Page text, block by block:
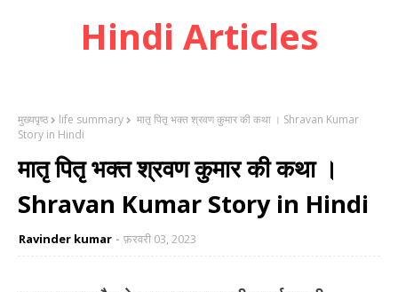
Hindi Articles
मुख्यपृष्ठ life summary
मातृ पितृ भक्त श्रवण कुमार की कथा । Shravan Kumar
Story in Hindi
मातृ पितृ भक्त श्रवण कुमार की कथा ।
Shravan Kumar Story in Hindi
Ravinder kumar फ़रवरी 03, 2023